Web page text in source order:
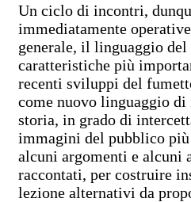
Un ciclo di incontri,
immediatamente
generale, il linguaggio
caratteristiche più
recenti sviluppi del
come nuovo linguaggio di
storia, in grado di
immagini del pubblico
alcuni argomenti e alcuni
raccontati, per costruire
lezione alternativi da